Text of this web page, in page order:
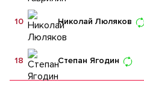
Николай Люляков
10
Степан Ягодин
18